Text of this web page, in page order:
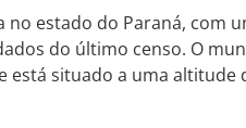
no estado do Paraná, com
do último censo. O
situado a uma altitude